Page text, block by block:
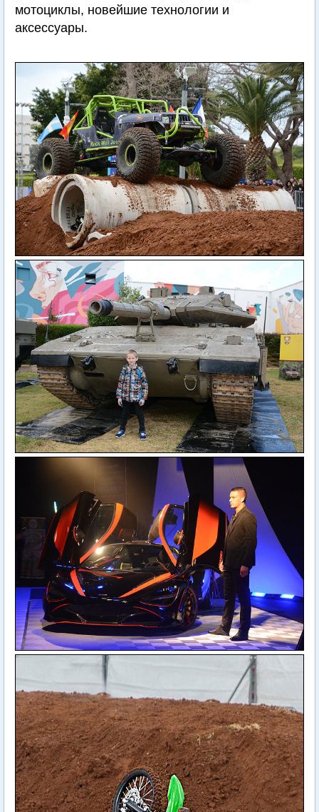
мотоциклы, новейшие технологии и
аксессуары.